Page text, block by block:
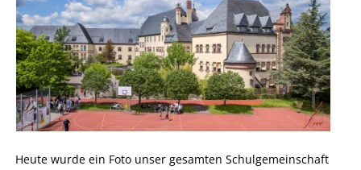
Heute wurde ein Foto unser gesamten Schulgemeinschaft